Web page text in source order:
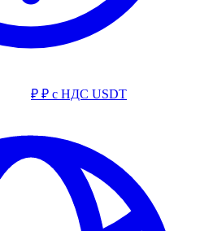
₽ ₽ с НДС USDT